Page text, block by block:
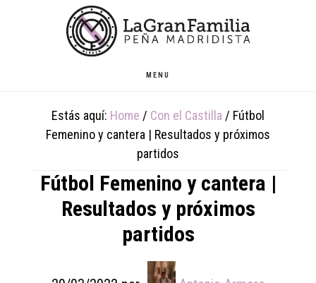
MENU
Estás aquí: Home / Con el Castilla / Fútbol
Femenino y cantera | Resultados y próximos
partidos
Fútbol Femenino y cantera |
Resultados y próximos
partidos